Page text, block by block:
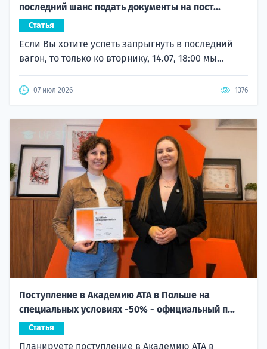
последний шанс подать документы на пост...
Статья
Если Вы хотите успеть запрыгнуть в последний
вагон, то только ко вторнику, 14.07, 18:00 мы...
07 июл 2026 1376
Поступление в Академию ATA в Польше на
специальных условиях -50% - официальный п...
Статья
Планируете поступление в Академию ATA в